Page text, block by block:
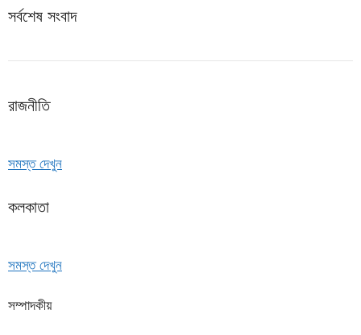
সর্বশেষ সংবাদ
রাজনীতি
সমস্ত দেখুন
কলকাতা
সমস্ত দেখুন
সম্পাদকীয়